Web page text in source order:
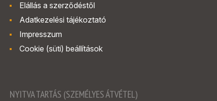
Elállás a szerződéstől
Adatkezelési tájékoztató
Impresszum
Cookie (süti) beállítások
NYITVA TARTÁS (SZEMÉLYES ÁTVÉTEL)